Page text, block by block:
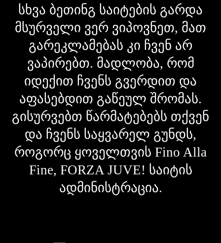
სხვა ბეთინგ საიტების გარდა
მსურველი ვერ ვიპოვნეთ, მათ
გარეკლამებას კი ჩვენ არ
ვაპირებთ. მადლობა, რომ
იდექით ჩვენს გვერდით და
აფასებდით გაწეულ შრომას.
გისურვებთ წარმატებებს თქვენ
და ჩვენს საყვარელ გუნდს,
როგორც ყოველთვის Fino Alla
Fine, FORZA JUVE! საიტის
ადმინისტრაცია.